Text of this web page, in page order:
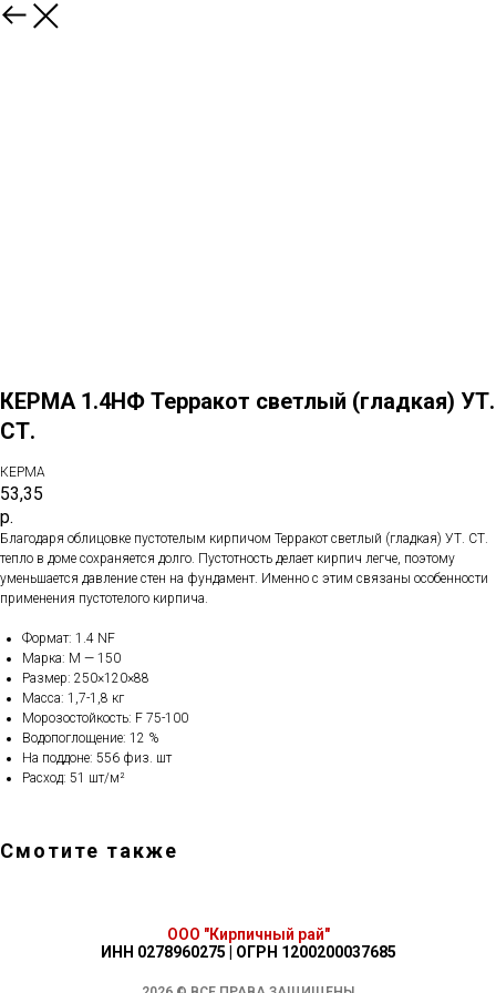
Назад
КЕРМА 1.4НФ Терракот светлый (гладкая) УТ.
СТ.
КЕРМА
53,35
р.
Благодаря облицовке пустотелым кирпичом Терракот светлый (гладкая) УТ. СТ.
тепло в доме сохраняется долго. Пустотность делает кирпич легче, поэтому
уменьшается давление стен на фундамент. Именно с этим связаны особенности
применения пустотелого кирпича.
Формат: 1.4 NF
Марка: М — 150
Размер: 250×120×88
Масса: 1,7-1,8 кг
Морозостойкость: F 75-100
Водопоглощение: 12 %
На поддоне: 556 физ. шт
Расход: 51 шт/м²
Смотите также
ООО "Кирпичный рай"
ИНН 0278960275 | ОГРН 1200200037685